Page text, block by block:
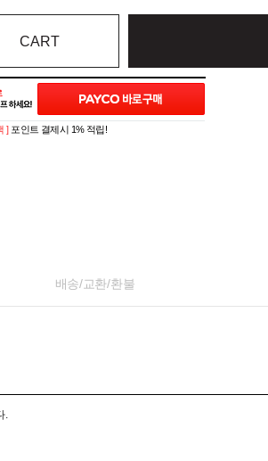
CART
] 포인트 결제시 1% 적립!
배송/교환/환불
.